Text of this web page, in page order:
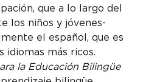
que a lo largo del
los niños y jóvenes-
el español, que es
idiomas más ricos.
la Educación Bilingüe